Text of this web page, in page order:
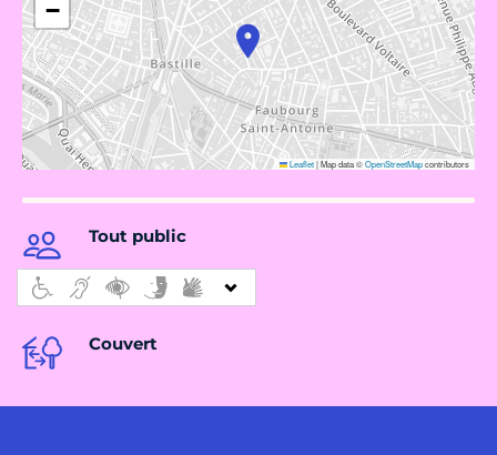
−
Leaflet|Map data ©OpenStreetMapcontributors
Tout public
Couvert